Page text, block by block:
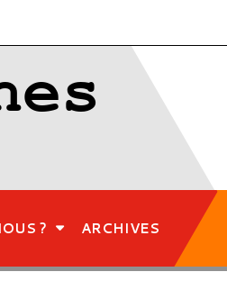
? ARCHIVES